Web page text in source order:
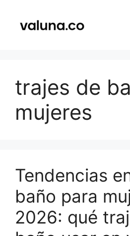
contenido
trajes de
mujeres
Tendencias
baño para
2026: qué